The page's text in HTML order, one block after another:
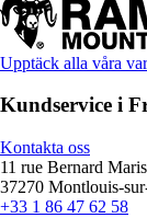
Upptäck alla våra
Kundservice i
Kontakta oss
11 rue Bernard Maris
37270 Montlouis-
+33 1 86 47 62 58